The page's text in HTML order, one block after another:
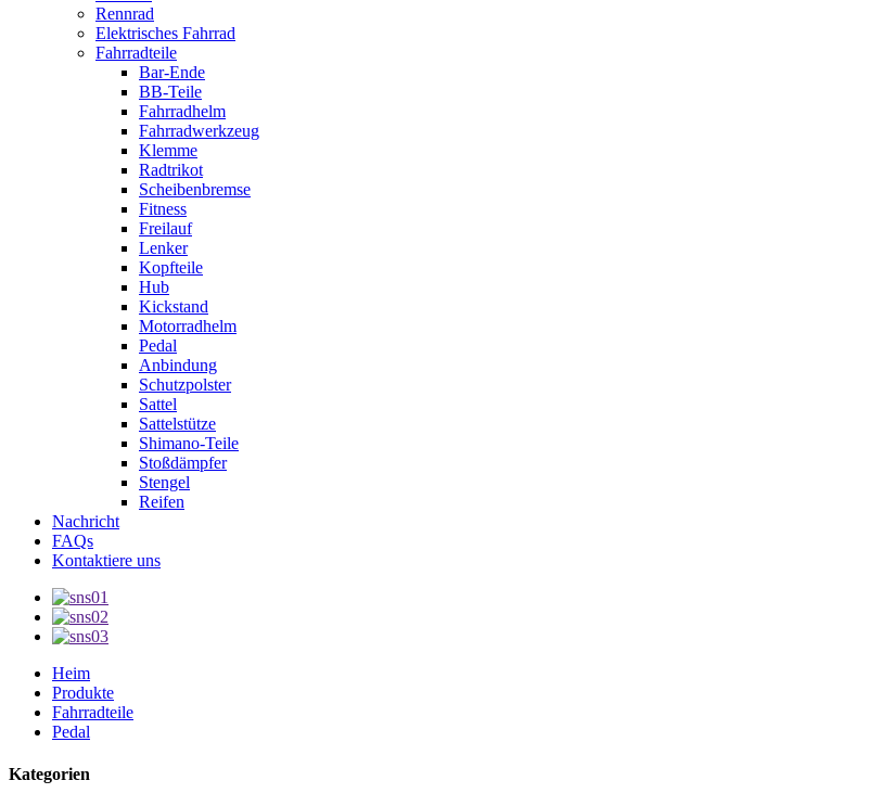
Rennrad
Elektrisches Fahrrad
Fahrradteile
Bar-Ende
BB-Teile
Fahrradhelm
Fahrradwerkzeug
Klemme
Radtrikot
Scheibenbremse
Fitness
Freilauf
Lenker
Kopfteile
Hub
Kickstand
Motorradhelm
Pedal
Anbindung
Schutzpolster
Sattel
Sattelstütze
Shimano-Teile
Stoßdämpfer
Stengel
Reifen
Nachricht
FAQs
Kontaktiere uns
Heim
Produkte
Fahrradteile
Pedal
Kategorien